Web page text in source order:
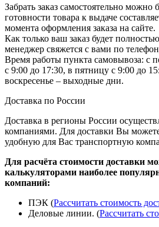
Забрать заказ самостоятельно можно
готовности товара к выдаче
момента оформления заказа на сайте.
Как только ваш заказ будет
менеджер свяжется с вами по
Время работы пункта самовывоза: с
с 9:00 до 17:30, в пятницу с 9:00 до
воскресенье – выходные дни.
Доставка по России
Доставка в регионы России
компаниями. Для доставки Вы
удобную для Вас транспортную
Для расчёта стоимости доставки
калькуляторами наиболее
компаний:
ПЭК (Рассчитать стоимость
Деловые линии. (Рассчитать